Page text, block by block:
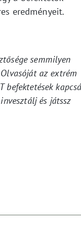
eredményeit.
semmilyen
az extrém
befektetések
és játssz